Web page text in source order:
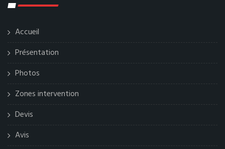
Accueil
Présentation
Photos
Zones intervention
Devis
Avis